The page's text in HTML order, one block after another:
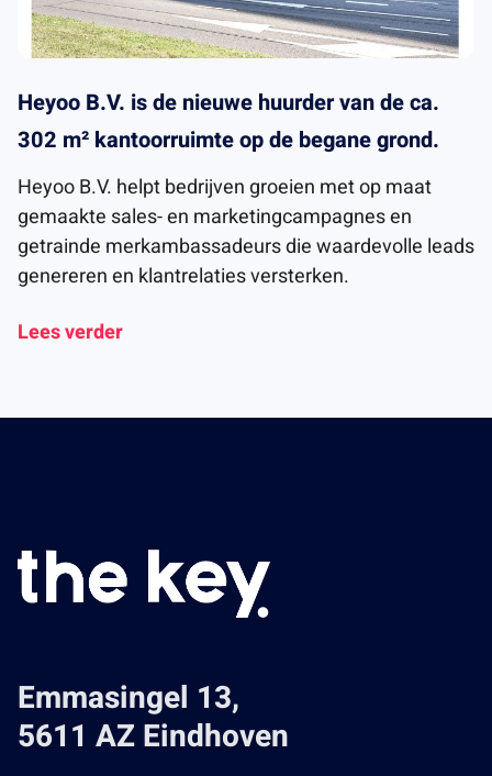
Heyoo B.V. is de nieuwe huurder van de ca.
302 m² kantoorruimte op de begane grond.
Heyoo B.V. helpt bedrijven groeien met op maat
gemaakte sales- en marketingcampagnes en
getrainde merkambassadeurs die waardevolle leads
genereren en klantrelaties versterken.
Lees verder
Emmasingel 13,
5611 AZ Eindhoven